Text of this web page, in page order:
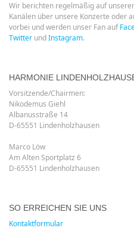
Wir berichten regelmäßig auf
Kanälen über unsere Konzerte oder
vorbei und werden unser Fan auf
Twitter undInstagram.
HARMONIE
Vorsitzende/Chairmen:
Nikodemus Giehl
Albanusstraße 14
D-65551 Lindenholzhausen
Marco Löw
Am Alten Sportplatz 6
D-65551 Lindenholzhausen
SO ERREICHEN SIE UNS
Kontaktformular